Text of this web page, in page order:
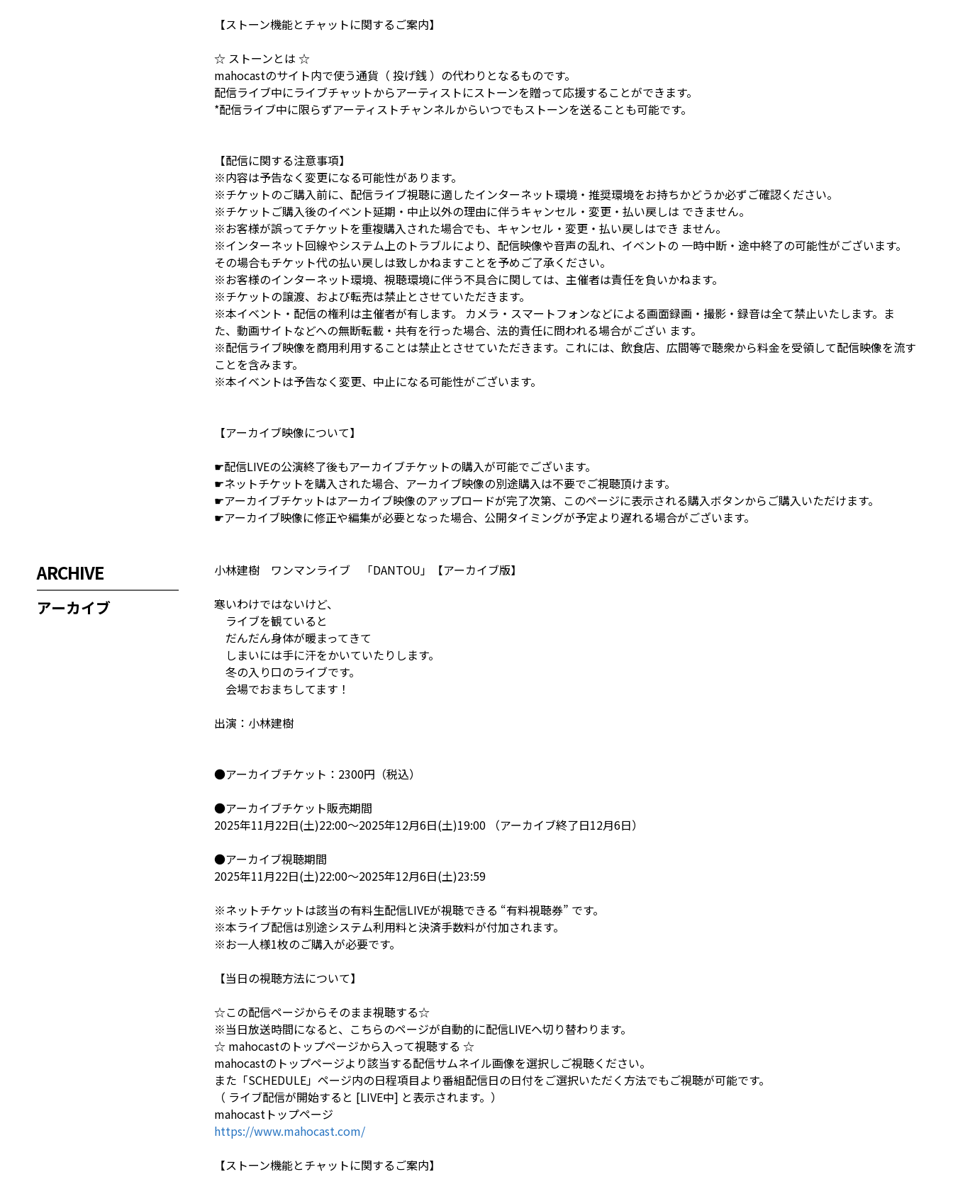
【ストーン機能とチャットに関するご案内】
☆ ストーンとは ☆
mahocastのサイト内で使う通貨（ 投げ銭 ）の代わりとなるものです。
配信ライブ中にライブチャットからアーティストにストーンを贈って応援することができます。
*配信ライブ中に限らずアーティストチャンネルからいつでもストーンを送ることも可能です。
【配信に関する注意事項】
※内容は予告なく変更になる可能性があります。
※チケットのご購入前に、配信ライブ視聴に適したインターネット環境・推奨環境をお持ちかどうか必ずご確認ください。
※チケットご購入後のイベント延期・中止以外の理由に伴うキャンセル・変更・払い戻しは できません。
※お客様が誤ってチケットを重複購入された場合でも、キャンセル・変更・払い戻しはでき ません。
※インターネット回線やシステム上のトラブルにより、配信映像や音声の乱れ、イベントの 一時中断・途中終了の可能性がございます。
その場合もチケット代の払い戻しは致しかねますことを予めご了承ください。
※お客様のインターネット環境、視聴環境に伴う不具合に関しては、主催者は責任を負いかねます。
※チケットの譲渡、および転売は禁止とさせていただきます。
※本イベント・配信の権利は主催者が有します。 カメラ・スマートフォンなどによる画面録画・撮影・録音は全て禁止いたします。ま
た、動画サイトなどへの無断転載・共有を行った場合、法的責任に問われる場合がござい ます。
※配信ライブ映像を商用利用することは禁止とさせていただきます。これには、飲食店、広間等で聴衆から料金を受領して配信映像を流す
ことを含みます。
※本イベントは予告なく変更、中止になる可能性がございます。
【アーカイブ映像について】
☛配信LIVEの公演終了後もアーカイブチケットの購入が可能でございます。
☛ネットチケットを購入された場合、アーカイブ映像の別途購入は不要でご視聴頂けます。
☛アーカイブチケットはアーカイブ映像のアップロードが完了次第、このページに表示される購入ボタンからご購入いただけます。
☛アーカイブ映像に修正や編集が必要となった場合、公開タイミングが予定より遅れる場合がございます。
ARCHIVE
アーカイブ
小林建樹 ワンマンライブ 「DANTOU」【アーカイブ版】
寒いわけではないけど、
ライブを観ていると
だんだん身体が暖まってきて
しまいには手に汗をかいていたりします。
冬の入り口のライブです。
会場でおまちしてます！
出演：小林建樹
●アーカイブチケット：2300円（税込）
●アーカイブチケット販売期間
2025年11月22日(土)22:00～2025年12月6日(土)19:00 （アーカイブ終了日12月6日）
●アーカイブ視聴期間
2025年11月22日(土)22:00～2025年12月6日(土)23:59
※ネットチケットは該当の有料生配信LIVEが視聴できる “有料視聴券” です。
※本ライブ配信は別途システム利用料と決済手数料が付加されます。
※お一人様1枚のご購入が必要です。
【当日の視聴方法について】
☆この配信ページからそのまま視聴する☆
※当日放送時間になると、こちらのページが自動的に配信LIVEへ切り替わります。
☆ mahocastのトップページから入って視聴する ☆
mahocastのトップページより該当する配信サムネイル画像を選択しご視聴ください。
また「SCHEDULE」ページ内の日程項目より番組配信日の日付をご選択いただく方法でもご視聴が可能です。
（ ライブ配信が開始すると [LIVE中] と表示されます。）
mahocastトップページ
https://www.mahocast.com/
【ストーン機能とチャットに関するご案内】